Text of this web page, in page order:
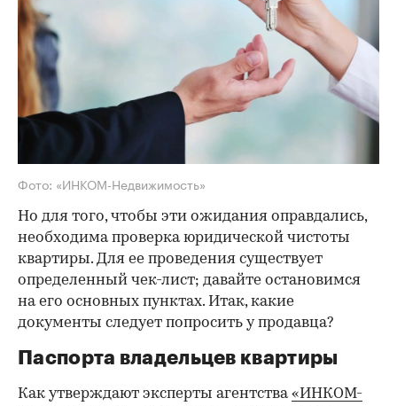
Фото: «ИНКОМ-Недвижимость»
Но для того, чтобы эти ожидания оправдались,
необходима проверка юридической чистоты
квартиры. Для ее проведения существует
определенный чек-лист; давайте остановимся
на его основных пунктах. Итак, какие
документы следует попросить у продавца?
Паспорта владельцев квартиры
Как утверждают эксперты агентства«ИНКОМ-